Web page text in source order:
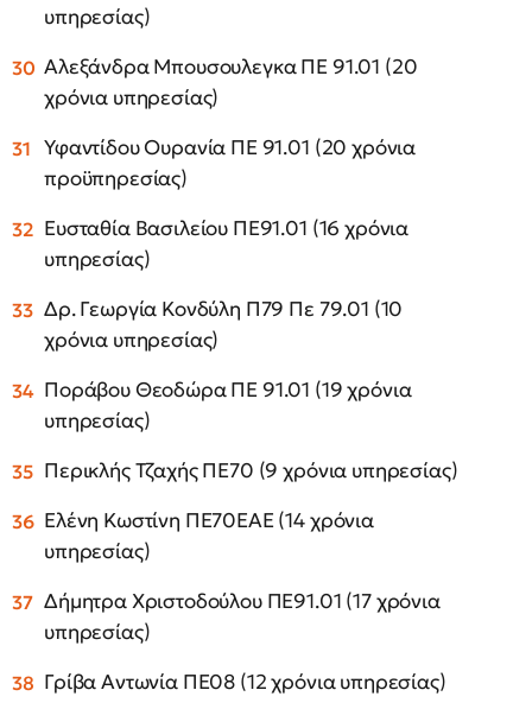
υπηρεσίας)
Αλεξάνδρα Μπουσουλεγκα ΠΕ 91.01 (20
χρόνια υπηρεσίας)
Υφαντίδου Ουρανία ΠΕ 91.01 (20 χρόνια
προϋπηρεσίας)
Ευσταθία Βασιλείου ΠΕ91.01 (16 χρόνια
υπηρεσίας)
Δρ. Γεωργία Κονδύλη Π79 Πε 79.01 (10
χρόνια υπηρεσίας)
Ποράβου Θεοδώρα ΠΕ 91.01 (19 χρόνια
υπηρεσίας)
Περικλής Τζαχής ΠΕ70 (9 χρόνια υπηρεσίας)
Ελένη Κωστίνη ΠΕ70ΕΑΕ (14 χρόνια
υπηρεσίας)
Δήμητρα Χριστοδούλου ΠΕ91.01 (17 χρόνια
υπηρεσίας)
Γρίβα Αντωνία ΠΕ08 (12 χρόνια υπηρεσίας)